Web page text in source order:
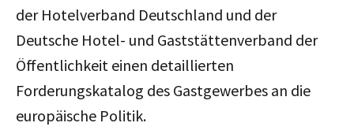
der Hotelverband Deutschland und der
Deutsche Hotel- und Gaststättenverband der
Öffentlichkeit einen detaillierten
Forderungskatalog des Gastgewerbes an die
europäische Politik.